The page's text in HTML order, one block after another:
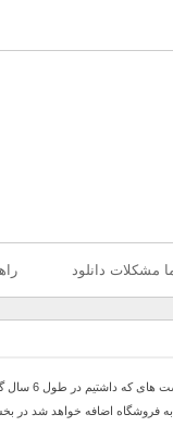
مشکلات دانلود
با
به فروشگاه اضافه خواهد شد در